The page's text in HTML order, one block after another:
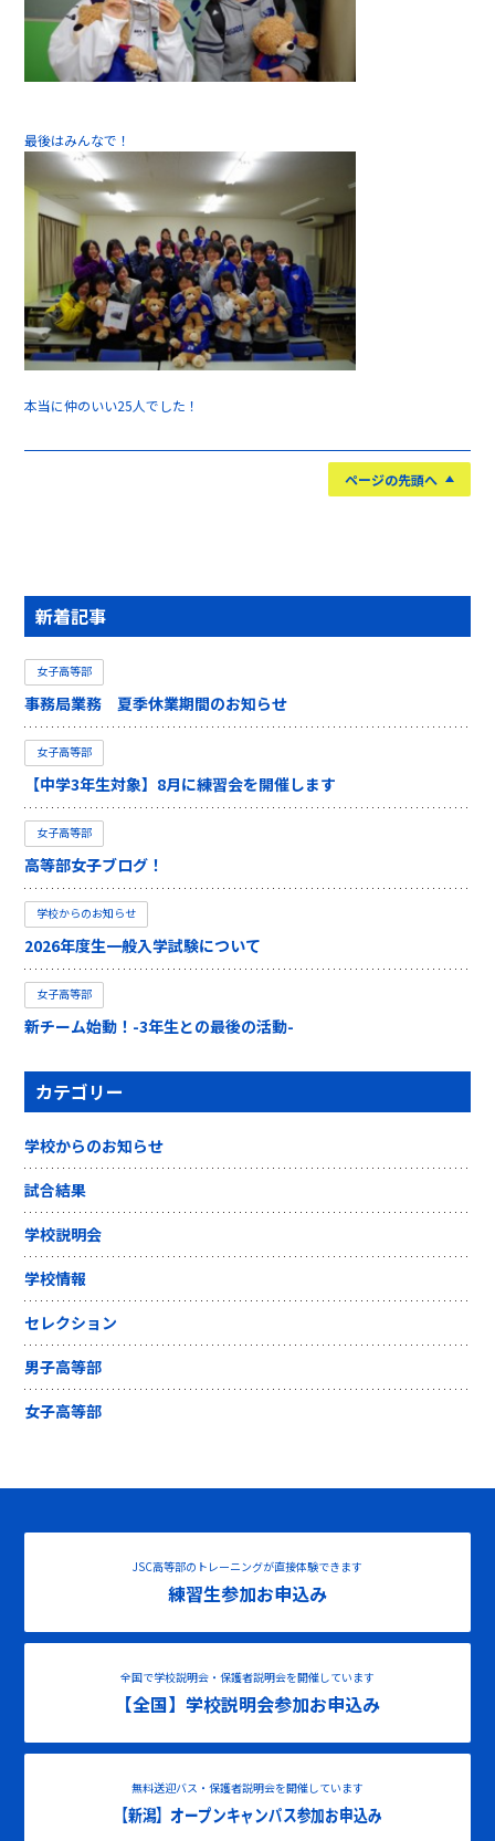
最後はみんなで！
本当に仲のいい25人でした！
ページの先頭へ
新着記事
女子高等部
事務局業務 夏季休業期間のお知らせ
女子高等部
【中学3年生対象】8月に練習会を開催します
女子高等部
高等部女子ブログ！
学校からのお知らせ
2026年度生一般入学試験について
女子高等部
新チーム始動！-3年生との最後の活動-
カテゴリー
学校からのお知らせ
試合結果
学校説明会
学校情報
セレクション
男子高等部
女子高等部
JSC高等部のトレーニングが直接体験できます
練習生参加お申込み
全国で学校説明会・保護者説明会を開催しています
【全国】学校説明会参加お申込み
無料送迎バス・保護者説明会を開催しています
【新潟】オープンキャンパス参加お申込み